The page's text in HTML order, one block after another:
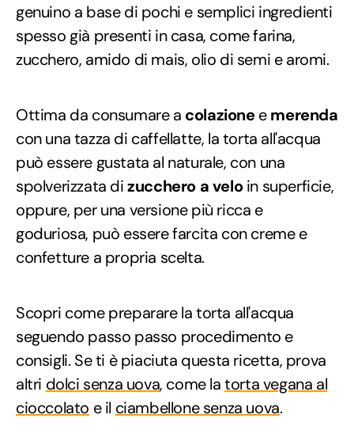
genuino a base di pochi e semplici ingredienti
spesso già presenti in casa, come farina,
zucchero, amido di mais, olio di semi e aromi.
Ottima da consumare a colazioneemerenda
con una tazza di caffellatte, la torta all'acqua
può essere gustata al naturale, con una
spolverizzata dizucchero a veloin superficie,
oppure, per una versione più ricca e
goduriosa, può essere farcita con creme e
confetture a propria scelta.
Scopri come preparare la torta all'acqua
seguendo passo passo procedimento e
consigli. Se ti è piaciuta questa ricetta, prova
altri dolci senza uova, come latorta vegana al
cioccolato e il ciambellone senza uova.